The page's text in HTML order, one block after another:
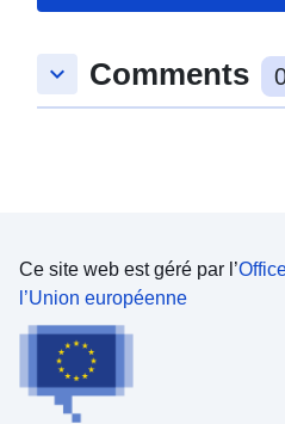
keyboard_arrow_down Comments
Ce site web est géré par l’
l’Union européenne